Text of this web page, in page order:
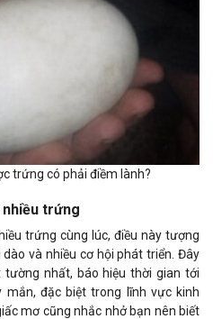
trứng có phải điềm lành?
trứng
trứng cùng lúc, điều này tượng
và nhiều cơ hội phát triển. Đây
nhất, báo hiệu thời gian tới
mắn, đặc biệt trong lĩnh vực kinh
mơ cũng nhắc nhở bạn nên biết